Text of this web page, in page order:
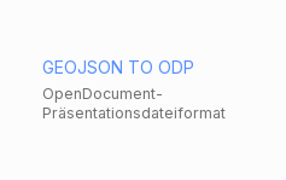
GEOJSON TO ODP
OpenDocument-
Präsentationsdateiformat